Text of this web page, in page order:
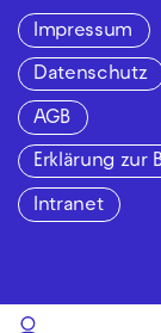
Impressum
Datenschutz
AGB
Erklärung zur
Intranet